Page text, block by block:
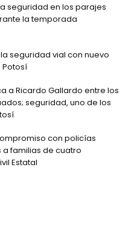
seguridad en los parajes
la temporada
seguridad vial con nuevo
Potosí
a Ricardo Gallardo entre los
seguridad, uno de los
con policías
familias de cuatro
Estatal